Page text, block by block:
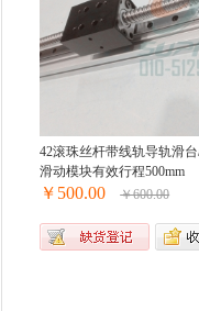
42滚珠丝杆带线轨导轨滑
滑动模块有效行程500mm
￥500.00 ￥600.00